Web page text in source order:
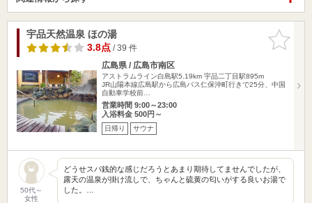
お気に入
りに追加
宇品天然温泉 ほの湯
3.8点/ 39 件
広島県 / 広島市南区
アストラムライン白島駅5.19km 宇品二丁目駅895m
JR山陽本線広島駅から広島バス仁保沖町行きで25分、中国
自動車学校前…
営業時間 9:00～23:00
入浴料金 500円～
日帰り サウナ
50代～
女性
どうせスパ銭的な感じだろうとあまり期待してませんでしたが、
露天の温泉が掛け流しで、ちゃんと硫黄の匂いがする良いお湯で
した。…